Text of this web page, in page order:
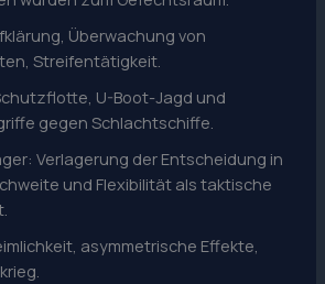
Überwachung von
Streifentätigkeit.
U-Boot-Jagd und
gegen Schlachtschiffe.
Verlagerung der Entscheidung in
und Flexibilität als taktische
asymmetrische Effekte,